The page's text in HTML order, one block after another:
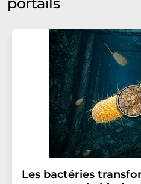
portails
Les bactéries